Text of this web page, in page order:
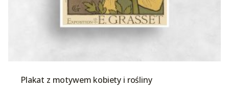
Plakat z motywem kobiety i rośliny